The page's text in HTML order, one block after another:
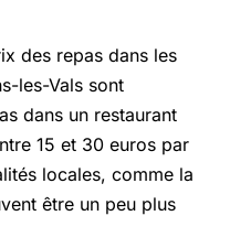
des repas dans les
les-Vals sont
dans un restaurant
15 et 30 euros par
locales, comme la
être un peu plus